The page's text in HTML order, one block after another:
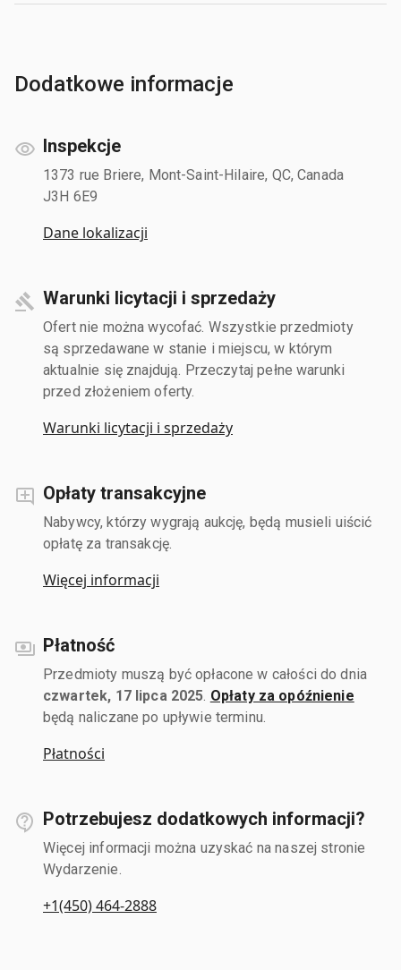
Dodatkowe informacje
Inspekcje
1373 rue Briere, Mont-Saint-Hilaire, QC, Canada
J3H 6E9
Dane lokalizacji
Warunki licytacji i sprzedaży
Ofert nie można wycofać. Wszystkie przedmioty
są sprzedawane w stanie i miejscu, w którym
aktualnie się znajdują. Przeczytaj pełne warunki
przed złożeniem oferty.
Warunki licytacji i sprzedaży
Opłaty transakcyjne
Nabywcy, którzy wygrają aukcję, będą musieli uiścić
opłatę za transakcję.
Więcej informacji
Płatność
Przedmioty muszą być opłacone w całości do dnia
czwartek, 17 lipca 2025 Opłaty za opóźnienie
będą naliczane po upływie terminu.
Płatności
Potrzebujesz dodatkowych informacji?
Więcej informacji można uzyskać na naszej stronie
Wydarzenie.
+1(450) 464-2888